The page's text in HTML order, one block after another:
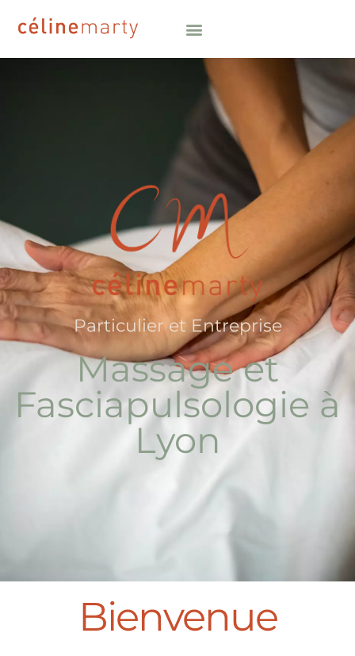
Particulier et Entreprise
Massage et
Fasciapulsologie à
Lyon
Bienvenue